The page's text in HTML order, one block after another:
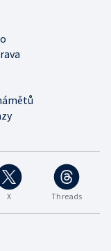
X Threads